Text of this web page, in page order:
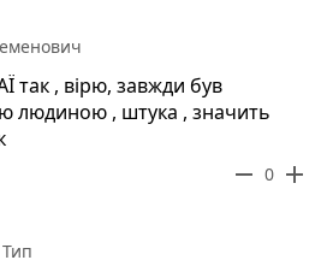
так , вірю, завжди був
людиною , штука , значить
remove 0 add